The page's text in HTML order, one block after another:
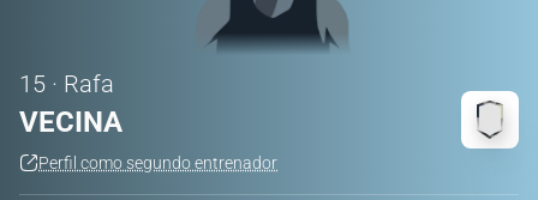
15 · Rafa
VECINA
Perfil como segundo entrenador